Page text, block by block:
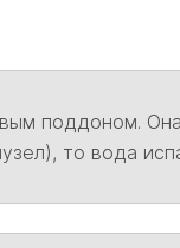
поддоном.
то вода